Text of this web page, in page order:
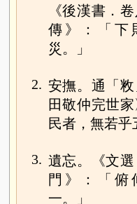
《後漢書．
傳》：「下
災。」
2. 安撫。通「
田敬仲完世
民者，無若乎
3. 遺忘。《文
門》：「俯
一。」